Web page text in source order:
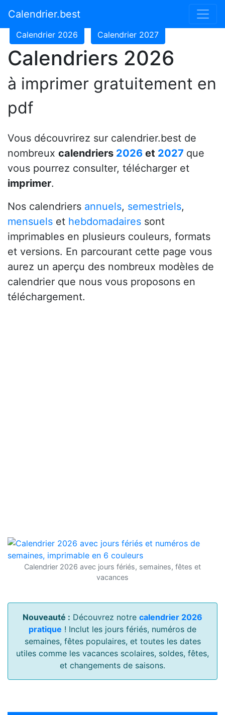
Calendrier.best
Calendrier 2024
Calendrier 2026 Calendrier 2027
Calendriers 2026
à imprimer gratuitement en
pdf
Vous découvrirez sur calendrier.best de
nombreux calendriers 2026 et 2027 que
vous pourrez consulter, télécharger et
imprimer.
Nos calendriers annuels, semestriels,
mensuels et hebdomadaires sont
imprimables en plusieurs couleurs, formats
et versions. En parcourant cette page vous
aurez un aperçu des nombreux modèles de
calendrier que nous vous proposons en
téléchargement.
Calendrier 2026 avec jours fériés, semaines, fêtes et
vacances
Nouveauté : Découvrez notre calendrier 2026
pratique ! Inclut les jours fériés, numéros de
semaines, fêtes populaires, et toutes les dates
utiles comme les vacances scolaires, soldes, fêtes,
et changements de saisons.